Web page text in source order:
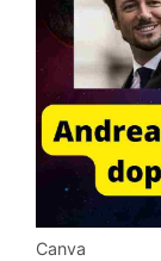
Canva